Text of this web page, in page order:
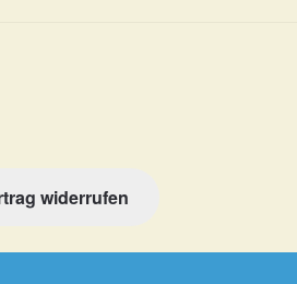
widerrufen